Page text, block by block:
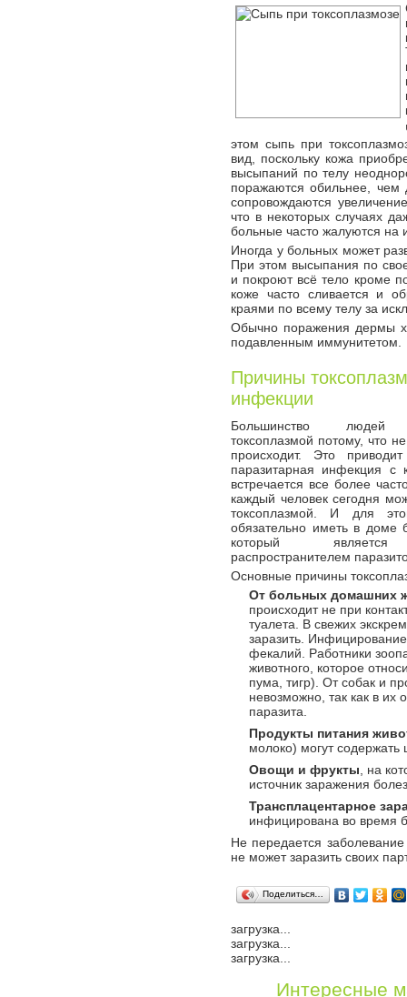
этом сыпь при
вид, поскольку кожа
высыпаний по телу
поражаются обильнее, чем
сопровождаются
что в некоторых случаях
больные часто жалуются на
Иногда у больных может
При этом высыпания по
и покроют всё тело кроме
коже часто сливается и
краями по всему телу за
Обычно поражения дермы
подавленным иммунитетом.
Причины
инфекции
Большинство людей
токсоплазмой потому, что
происходит. Это
паразитарная инфекция с
встречается все более
каждый человек сегодня
токсоплазмой. И для
обязательно иметь в доме
который
распространителем
Основные причины
От больных домашних
происходит не при
туалета. В свежих
заразить.
фекалий. Работники
животного, которое
пума, тигр). От собак и
невозможно, так как в их
паразита.
Продукты питания
молоко) могут содержать
Овощи и фрукты , на
источник заражения
Трансплацентарное
инфицирована во время
Не передается
не может заразить своих
Поделиться…
загрузка...
загрузка...
загрузка...
Интересные